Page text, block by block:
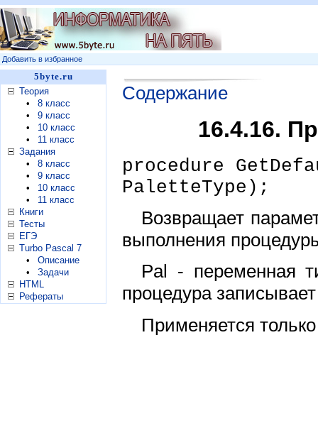
Добавить в избранное
5byte.ru
Теория
•
8 класс
•
9 класс
•
10 класс
•
11 класс
Задания
•
8 класс
•
9 класс
•
10 класс
•
11 класс
Книги
Тесты
ЕГЭ
Turbo Pascal 7
•
Описание
•
Задачи
HTML
Рефераты
Содержание
16.4.16.
procedure
PaletteType);
Возвращает
выполнения
Pal - переменная
процедура
Применяется